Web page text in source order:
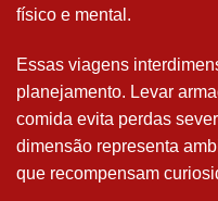
físico e mental.
Essas viagens
planejamento. Levar
comida evita perdas
dimensão representa
que recompensam